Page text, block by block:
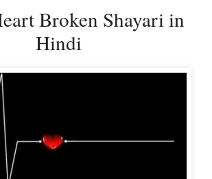
Broken Shayari in
Hindi